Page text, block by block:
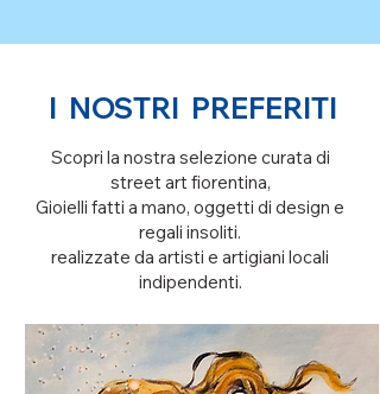
I NOSTRI PREFERITI
Scopri la nostra selezione curata di
street art fiorentina,
Gioielli fatti a mano, oggetti di design e
regali insoliti.
realizzate da artisti e artigiani locali
indipendenti.